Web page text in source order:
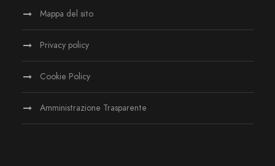
Mappa del sito
Privacy policy
Cookie Policy
Amministrazione Trasparente